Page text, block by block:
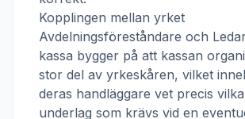
Kopplingen mellan yrket
Avdelningsföreståndare och
kassa bygger på att kassan
stor del av yrkeskåren, vilket
deras handläggare vet precis
underlag som krävs vid en